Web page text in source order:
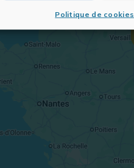
Politique de cookies